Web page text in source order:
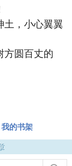
土，小心翼翼
方圆百丈的
我的书架